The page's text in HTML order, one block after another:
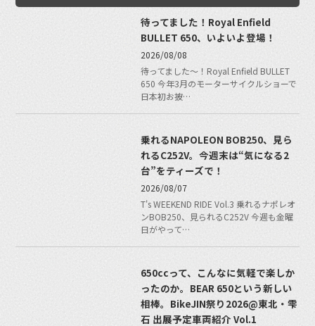
待ってました！Royal Enfield
BULLET 650、いよいよ登場！
2026/08/08
待ってました〜！Royal Enfield BULLET
650 今年3月のモーターサイクルショーで
日本初お披…
乗れるNAPOLEON BOB250、見ら
れるC252V。今週末は“気になる2
台”をティーズで！
2026/08/07
T's WEEKEND RIDE Vol.3 乗れるナポレオ
ンBOB250、見られるC252V 今週も金曜
日がやって…
650ccって、こんなに気軽で楽しか
ったのか。BEAR 650という新しい
相棒。BikeJIN祭り2026@東北・雫
石 出展予定車両紹介 Vol.1